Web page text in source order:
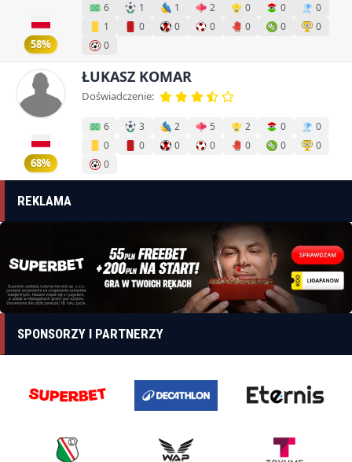
58%
6 1 1 2 0 0
0
1
0 0 0 0 0
0
0
68%
ŁUKASZ KOMAR
Doświadczenie:
6 3 2 5 2 0
0
0
0 0 0 0 0
0
0
REKLAMA
SPONSORZY I PARTNERZY